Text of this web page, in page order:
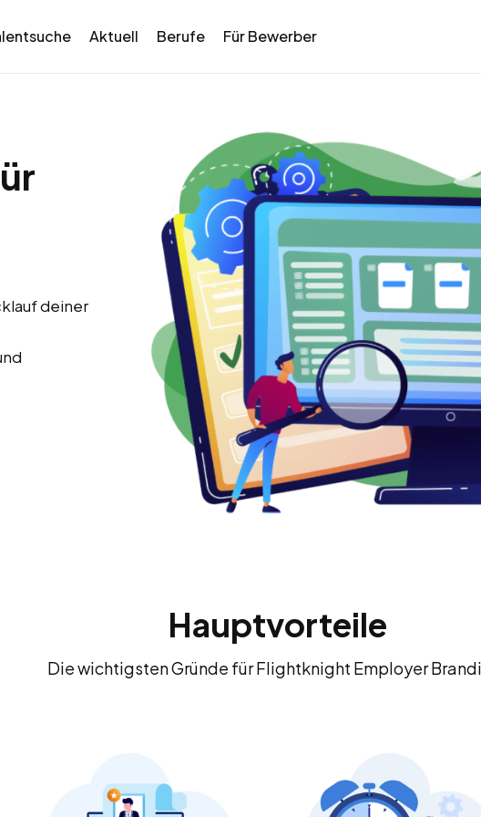
Aktuell Berufe Für Bewerber
deiner
Hauptvorteile
Die wichtigsten Gründe für Flightknight Employer